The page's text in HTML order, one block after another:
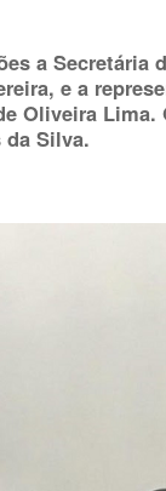
a Secretária
e a
Oliveira
da Silva.